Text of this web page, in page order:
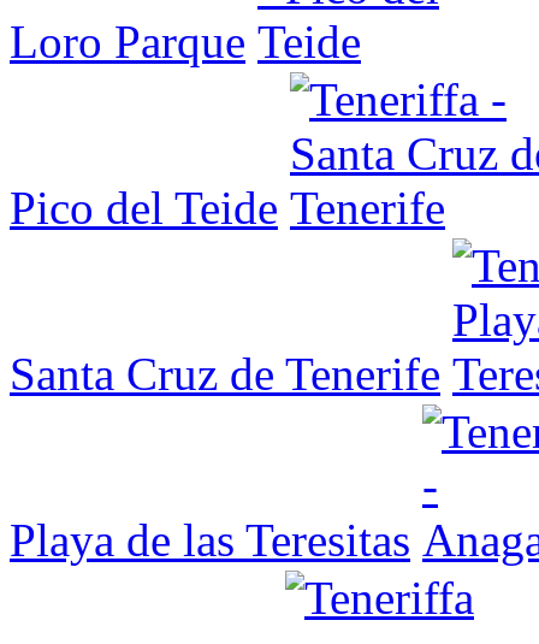
Loro Parque
Pico del Teide
Santa Cruz de Tenerife
Playa de las Teresitas